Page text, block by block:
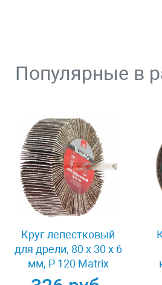
Популярные в
Круг лепестковый
для дрели, 80 х 30 х 6
мм, P 120 Matrix
74146